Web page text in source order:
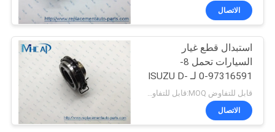
خريطة
الموقع
PRIVACY
POLICY
السيارات ملف
الإشعال
269
الاتصال
استبدال قطع غيار
السيارات تحمل 8-
97316591-0 لـ ISUZU D-
MAX I
قابل للتفاوض MOQ:قابل للتفاوض
الاتصال